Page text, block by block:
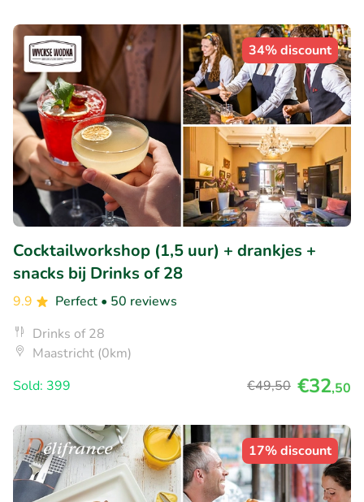
34% discount
Cocktailworkshop (1,5 uur) + drankjes +
snacks bij Drinks of 28
9.9 Perfect • 50 reviews
Drinks of 28
Maastricht (0km)
Sold: 399
€49,50 €32,50
17% discount